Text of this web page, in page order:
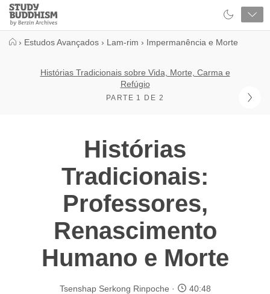
Close
Study
Buddhism
› Estudos Avançados › Lam-rim › Impermanência e Morte
Histórias Tradicionais sobre Vida, Morte, Carma e
Refúgio
PARTE 1 DE 2
Histórias
Tradicionais:
Professores,
Renascimento
Humano e Morte
Tsenshap Serkong Rinpoche 40:48